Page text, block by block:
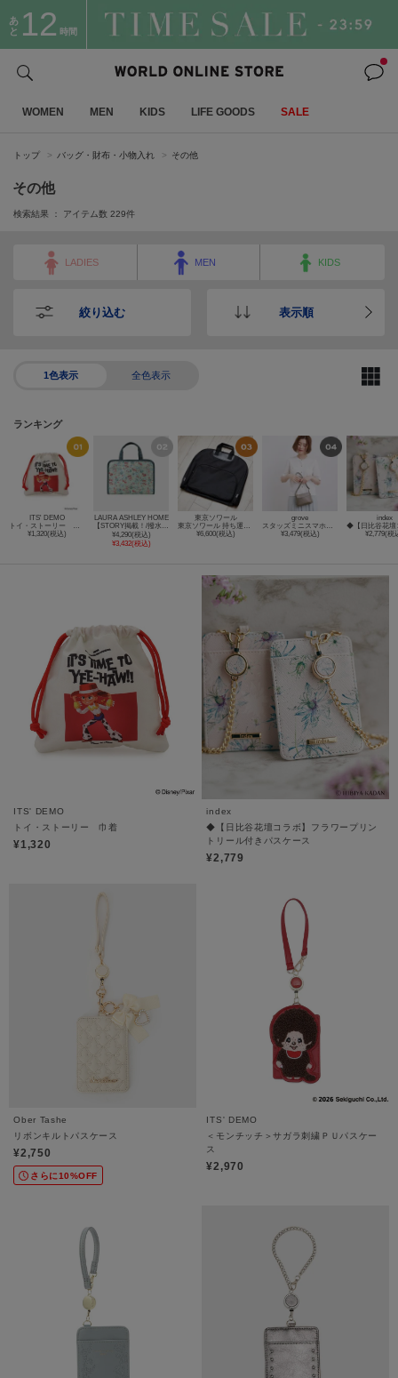
あ
と 12 時間
WOMEN MEN KIDS LIFE GOODS SALE
トップ バッグ・財布・小物入れ その他
その他
検索結果 ： アイテム数 229件
LADIES MEN KIDS
絞り込む 表示順
1色表示 全色表示
ランキング
ITS' DEMO
¥1,320(税込)
LAURA ASHLEY HOME
¥4,290(税込)
¥3,432(税込)
東京ソワール
¥6,600(税込)
grove
¥3,479(税込)
index
¥2,779(税
ITS' DEMO
トイ・ストーリー 巾着
¥1,320
index
◆【日比谷花壇コラボ】フラワープリン
トリール付きパスケース
¥2,779
Ober Tashe
リボンキルトパスケース
¥2,750
さらに10%OFF
ITS' DEMO
＜モンチッチ＞サガラ刺繍ＰＵパスケー
ス
¥2,970